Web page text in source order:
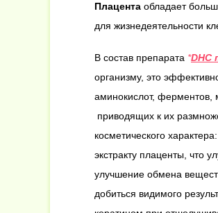
Плацента обладает
для жизнедеятельности
В состав препарата DHC
организму, это
аминокислот, ферментов,
приводящих к их
косметического характера:
экстракту плаценты, что
улучшение обмена
добиться видимого